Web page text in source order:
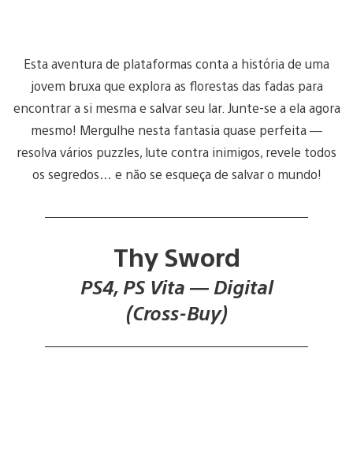
Esta aventura de plataformas conta a história de uma
jovem bruxa que explora as florestas das fadas para
encontrar a si mesma e salvar seu lar. Junte-se a ela agora
mesmo! Mergulhe nesta fantasia quase perfeita —
resolva vários puzzles, lute contra inimigos, revele todos
os segredos… e não se esqueça de salvar o mundo!
Thy Sword
PS4, PS Vita — Digital
(Cross-Buy)